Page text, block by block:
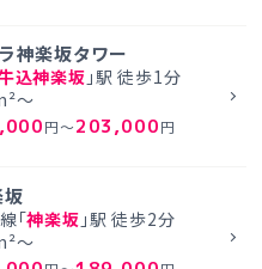
神楽坂タワー
込神楽坂 」駅 徒歩1分
～
円～203,000円
坂
「神楽坂 」駅 徒歩2分
～